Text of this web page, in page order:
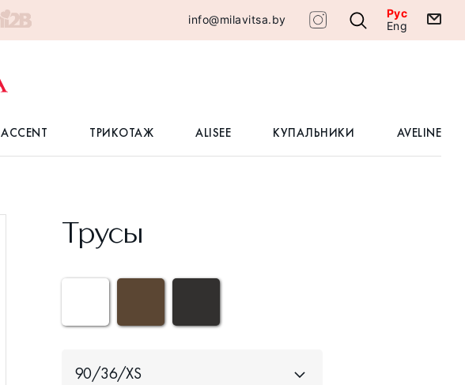
info@milavitsa.by
Рус
Eng
ACCENT ТРИКОТАЖ ALISEE КУПАЛЬНИКИ AVELINE
Трусы
90/36/XS